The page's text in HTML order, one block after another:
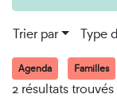
Trier par Type
Agenda Familles
2 résultats trouvés